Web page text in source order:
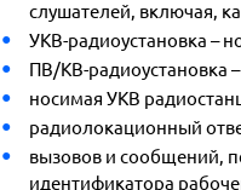
слушателей, включая,
УКВ-радиоустановка –
ПВ/КВ-радиоустановка
носимая УКВ
радиолокационный
вызовов и сообщений,
идентификатора